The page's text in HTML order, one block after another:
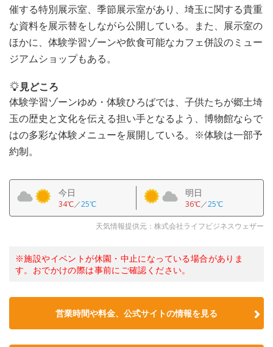
催する特別展示室、季節展示室があり、埼玉に関する貴重
な資料を展示替をしながら公開している。また、展示室の
ほかに、体験学習ゾーンや飲食可能なカフェ併設のミュー
ジアムショップもある。
見どころ
体験学習ゾーンゆめ・体験ひろばでは、子供たちが郷土埼
玉の歴史と文化を伝える担い手となるよう、博物館ならで
はの多彩な体験メニューを展開している。※体験は一部予
約制。
今日
34℃／25℃
明日
36℃／25℃
天気情報提供元：株式会社ライフビジネスウェザー
※施設やイベントが休園・中止になっている場合がありま
す。おでかけの際は事前にご確認ください。
営業時間や料金、公式サイトの情報を見る